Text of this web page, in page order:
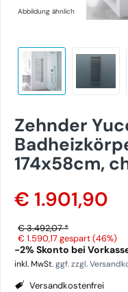
Abbildung ähnlich
Zehnder
174x58cm,
€ 1.901,90
€ 3.492,07 *
€ 1.590,17gespart (46%)
-2% Skonto bei
inkl. MwSt.ggf. zzgl.
Versandkostenfrei